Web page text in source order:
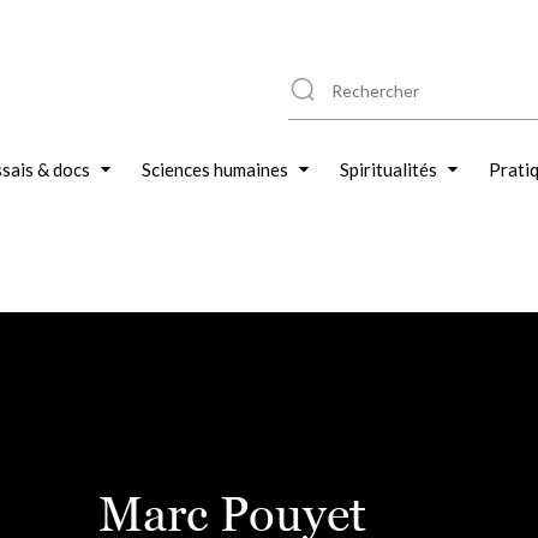
& docs Sciences humaines Spiritualités
Marc Pouyet